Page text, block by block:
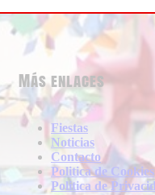
Más enlaces
Fiestas
Noticias
Contacto
Politica de Cookies
Politica de